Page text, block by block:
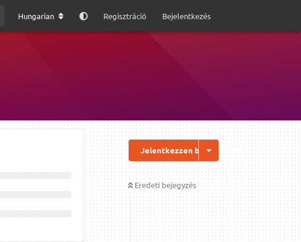
Hungarian Regisztráció Bejelentkezés
Jelentkezzen be a válaszhoz
Eredeti bejegyzés